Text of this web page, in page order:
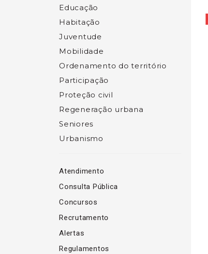
Educação
Habitação
Juventude
Mobilidade
Ordenamento do território
Participação
Proteção civil
Regeneração urbana
Seniores
Urbanismo
Atendimento
Consulta Pública
Concursos
Recrutamento
Alertas
Regulamentos